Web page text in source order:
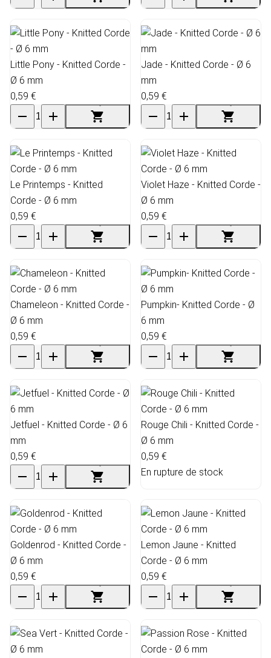
Little Pony - Knitted Corde -
Ø 6 mm
0,59 €
Jade - Knitted Corde - Ø 6
mm
0,59 €
Le Printemps - Knitted
Corde - Ø 6 mm
0,59 €
Violet Haze - Knitted Corde -
Ø 6 mm
0,59 €
Chameleon - Knitted Corde -
Ø 6 mm
0,59 €
Pumpkin- Knitted Corde - Ø
6 mm
0,59 €
Jetfuel - Knitted Corde - Ø 6
mm
0,59 €
Rouge Chili - Knitted Corde -
Ø 6 mm
0,59 €
En rupture de stock
Goldenrod - Knitted Corde -
Ø 6 mm
0,59 €
Lemon Jaune - Knitted
Corde - Ø 6 mm
0,59 €